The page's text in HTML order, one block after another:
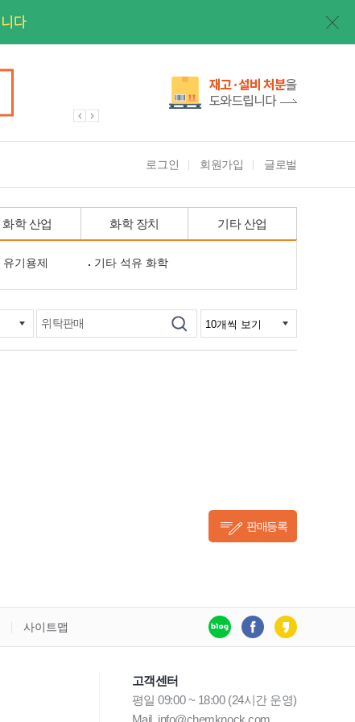
로그인 회원가입 글로벌
화학 산업 화학 장치 기타 산업
유기용제 기타 석유 화학
판매등록
사이트맵
고객센터
평일 09:00 ~ 18:00 (24시간 운영)
Mail. info@chemknock.com